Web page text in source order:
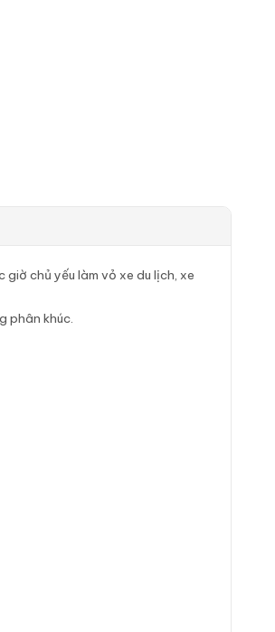
chủ yếu làm vỏ xe du lịch, xe
phân khúc.